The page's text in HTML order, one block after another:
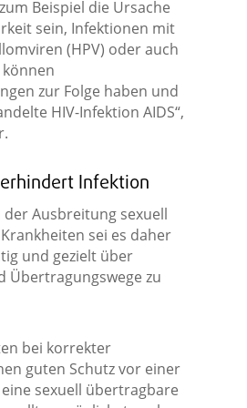
Beispiel die Ursache
sein, Infektionen mit
(HPV) oder auch
zur Folge haben und
HIV-Infektion AIDS“,
Infektion
Ausbreitung sexuell
sei es daher
und gezielt über
Übertragungswege zu
bei korrekter
guten Schutz vor einer
sexuell übertragbare